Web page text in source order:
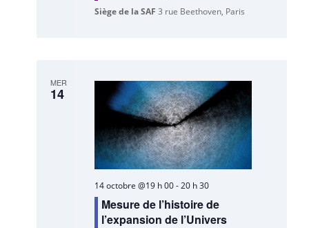
Siège de la SAF3 rue Beethoven, Paris
MER
14
14 octobre @19 h 00-20 h 30
Mesure de l’histoire de
l’expansion de l’Univers